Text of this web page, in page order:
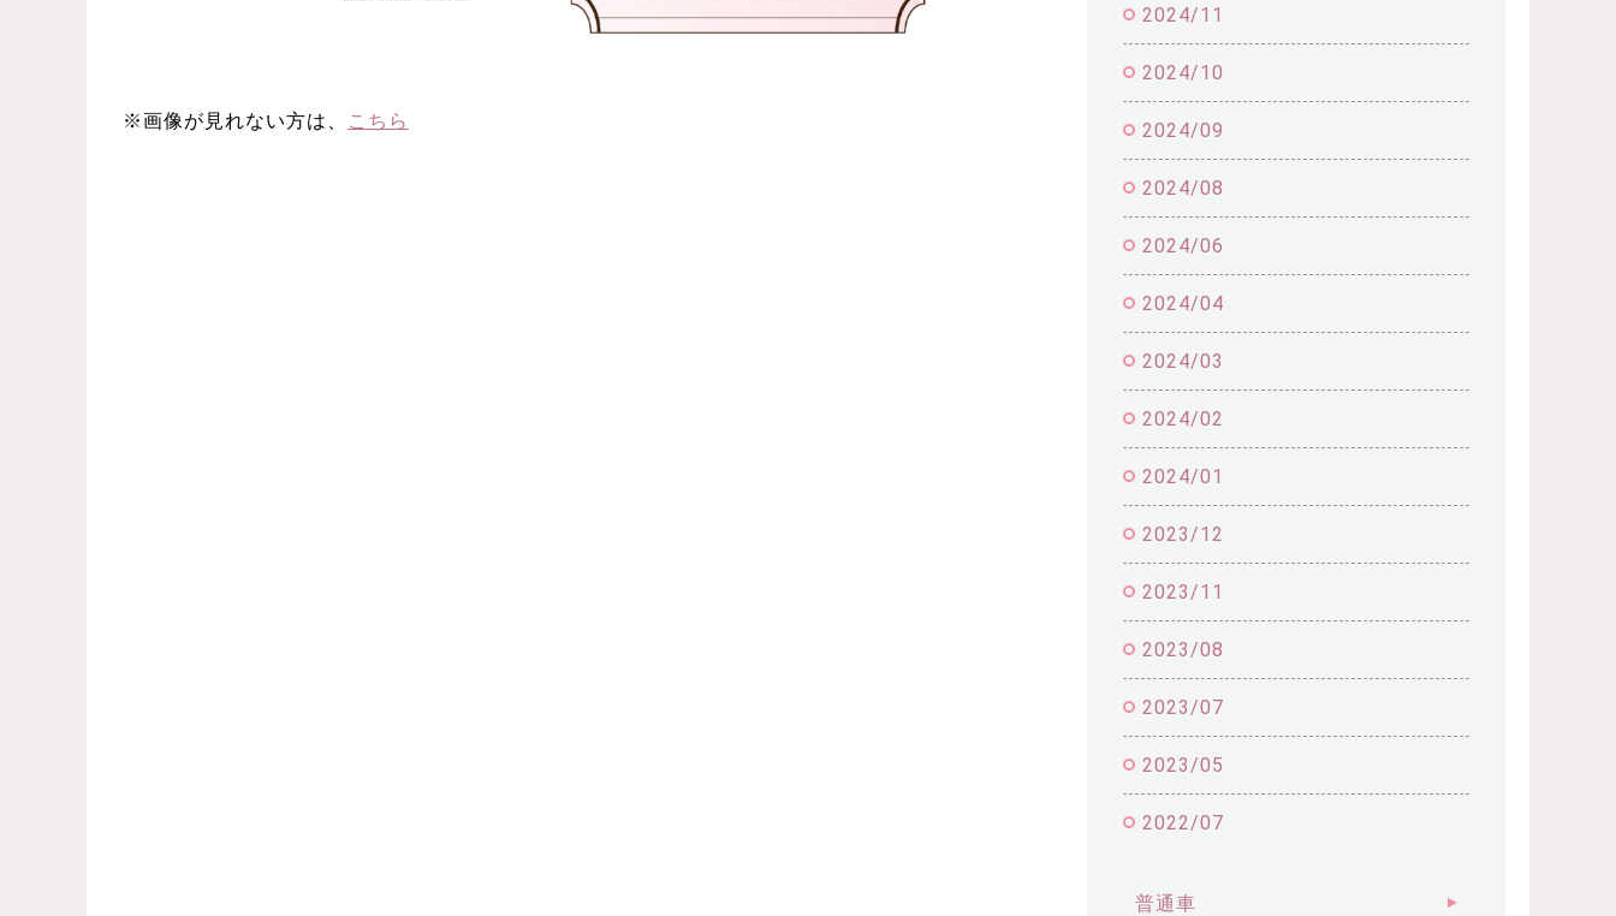
※画像が見れない方は、 こちら
2024/11
2024/10
2024/09
2024/08
2024/06
2024/04
2024/03
2024/02
2024/01
2023/12
2023/11
2023/08
2023/07
2023/05
2022/07
普通車